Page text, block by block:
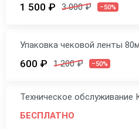
1 500 ₽ 3 000 ₽ –50%
Упаковка чековой ленты
600 ₽ 1 200 ₽ –50%
Техническое обслуживание
БЕСПЛАТНО